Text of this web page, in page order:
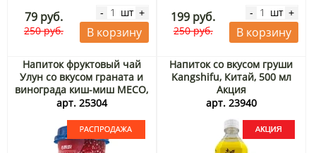
79 руб.
250 руб.
- шт +
В корзину
199 руб.
250 руб.
- шт +
В корзину
Напиток фруктовый чай
Улун со вкусом граната и
винограда киш-миш MECO,
Китай, 400 мл. Срок до
арт. 25304
Напиток со вкусом груши
Kangshifu, Китай, 500 мл
Акция
арт. 23940